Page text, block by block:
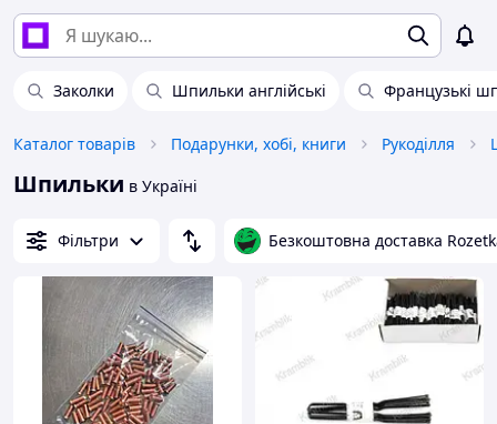
Заколки Шпильки англійські Французькі
Каталог товарів Подарунки, хобі, книги Рукоділля
Шпильки в Україні
Фільтри Безкоштовна доставка